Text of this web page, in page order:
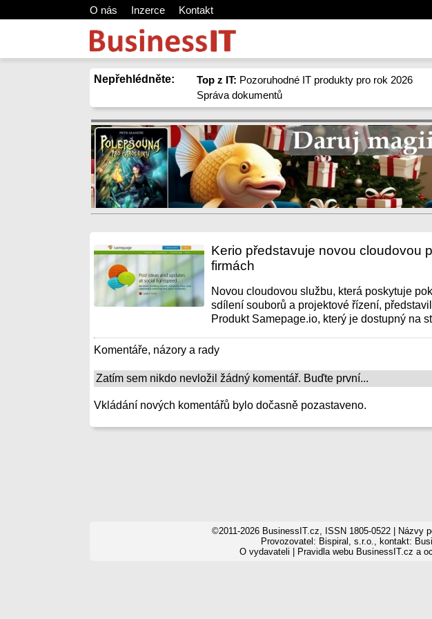
O nás Inzerce Kontakt
Nepřehlédněte: Top z IT: Pozoruhodné IT produkty pro rok 2026
Správa dokumentů
Kerio představuje novou cloudovou
firmách
Novou cloudovou službu, která poskytuje
sdílení souborů a projektové řízení,
Produkt Samepage.io, který je dostupný na
Komentáře, názory a rady
Zatím sem nikdo nevložil žádný komentář. Buďte první...
Vkládání nových komentářů bylo dočasně pozastaveno.
©2011-2026 BusinessIT.cz, ISSN 1805-0522 | Názvy
Provozovatel: Bispiral, s.r.o., kontakt:
O vydavateli
Pravidla webu BusinessIT.cz a